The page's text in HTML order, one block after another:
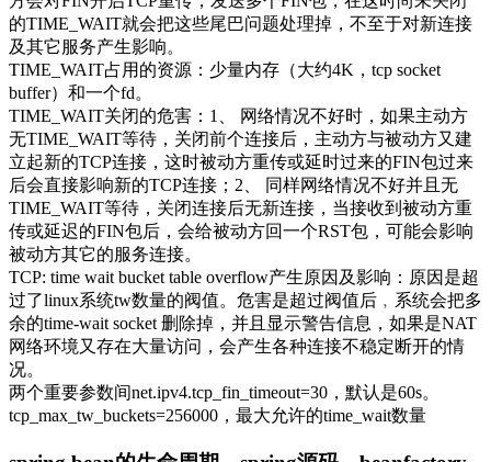
的TIME_WAIT就会把这些尾巴问题处理掉，不至于对新连接
及其它服务产生影响。
TIME_WAIT占用的资源：少量内存（大约4K，tcp socket
buffer）和一个fd。
TIME_WAIT关闭的危害：1、 网络情况不好时，如果主动方
无TIME_WAIT等待，关闭前个连接后，主动方与被动方又建
立起新的TCP连接，这时被动方重传或延时过来的FIN包过来
后会直接影响新的TCP连接；2、 同样网络情况不好并且无
TIME_WAIT等待，关闭连接后无新连接，当接收到被动方重
传或延迟的FIN包后，会给被动方回一个RST包，可能会影响
被动方其它的服务连接。
TCP: time wait bucket table overflow产生原因及影响：原因是超
过了linux系统tw数量的阀值。危害是超过阀值后﹐系统会把多
余的time-wait socket 删除掉，并且显示警告信息，如果是NAT
网络环境又存在大量访问，会产生各种连接不稳定断开的情
况。
两个重要参数间net.ipv4.tcp_fin_timeout=30，默认是60s。
tcp_max_tw_buckets=256000，最大允许的time_wait数量